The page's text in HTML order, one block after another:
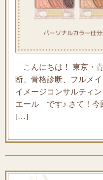
こんにちは！ 東京・
断、骨格診断、フルメ
イメージコンサルティ
エール です♪ さて！今
[…]